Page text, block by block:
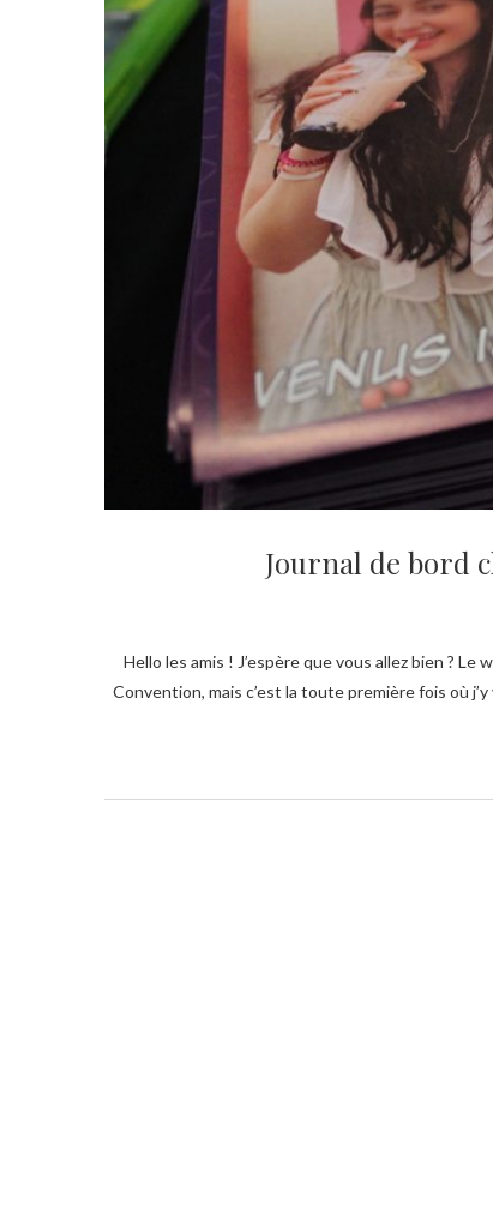
Journal de bord
Hello les amis ! J’espère que vous allez bien ? Le week-end dernier je suis allée en Convention ! Ce n’est pas la première fois que j’assiste à une
Convention, mais c’est la toute première fois où